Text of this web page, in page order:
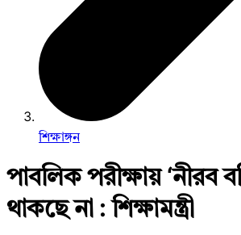
শিক্ষাঙ্গন
পাবলিক পরীক্ষায় ‘নীরব
থাকছে না : শিক্ষামন্ত্রী